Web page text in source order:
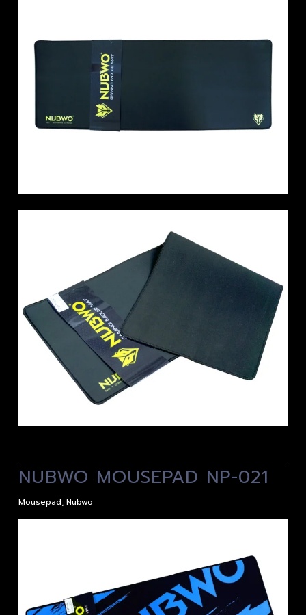
NUBWO MOUSEPAD NP-021
Mousepad, Nubwo